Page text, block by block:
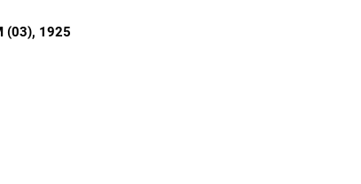
(03), 1925
BUSCA